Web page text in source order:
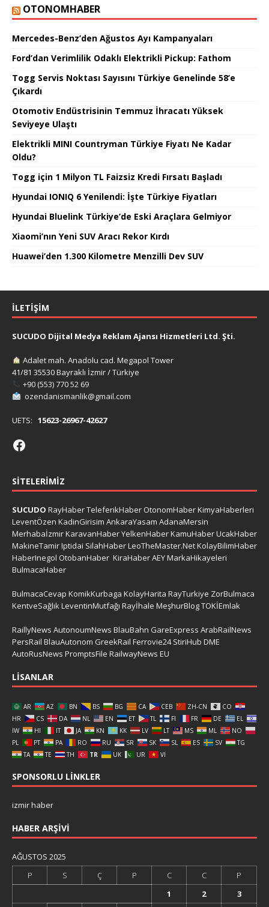
OTONOMHABER
Mercedes-Benz’den Ağustos Ayı Kampanyaları
Ford’dan Verimlilik Odaklı Elektrikli Pickup: Fathom
Togg Servis Noktası Sayısını Türkiye Genelinde 58’e
Çıkardı
Otomotiv Endüstrisinin Temmuz İhracatı Yüksek
Seviyeye Ulaştı
Elektrikli MINI Countryman Türkiye Fiyatı Ne Kadar
Oldu?
Togg için 1 Milyon TL Faizsiz Kredi Fırsatı Başladı
Hyundai IONIQ 6 Yenilendi: İşte Türkiye Fiyatları
Hyundai Bluelink Türkiye’de Eski Araçlara Gelmiyor
Xiaomi’nın Yeni SUV Aracı Rekor Kırdı
Huawei’den 1.300 Kilometre Menzilli Dev SUV
İLETIŞIM
SUCUDO Dijital Medya Reklam Ajansı Hizmetleri Ltd. Şti.
Adalet mah. Anadolu cad. Megapol Tower
41/81 35530 Bayraklı İzmir / Türkiye
+90 (553) 770 52 69
ozendanismanlik@gmail.com
UETS: 15623-26967-42627
SITELERIMIZ
SUCUDO RayHaberTeleferikHaber OtonomHaberKimyaHaberleri
LeventÖzen KadinGirisim AnkaraYasam AdanaMersin
MerhabaİzmirKaravanHaberYelkenHaberKamuHaberUcakHaber
MakineTamirIptidai SilahHaberLeoTheMaster.NetKolayBilimHaber
HaberInegol OtobanHaber KiraHaberAEYMarkaHikayeleri
BulmacaHaber
BulmacaCevap KomikKurbaga KolayHarita RayTurkiye ZorBulmaca
KentveSağlıkLeventinMutfağı Rayİhale MeşhurBlogTOKİEmlak
RaillyNews AutonoumNews BlauBahn GareExpress ArabRailNews
PersRail BlauAutonom GreekRail Ferrovie24 StiriHub DME
AutoRusNews PromptsFile RailwayNews EU
LISANLAR
AR AZ BN BS BG CA CEB ZH-CN
CO
HR
CS DA NL EN ET TL FI FR DE
EL
IW
HI IT JA KN KK LV LT MS ML
NO
PL
PT PA RO RU SR SK SL ES SV
TG
TA
TE TH TR UK UR VI
SPONSORLU LINKLER
izmir haber
HABER ARŞIVI
AĞUSTOS 2025
P
S Ç P C C
P
1
2 3